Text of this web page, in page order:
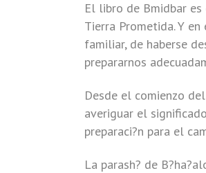
El libro de Bmidbar
Tierra Prometida. Y
familiar, de haberse
prepararnos
Desde el comienzo
averiguar el
preparaci?n para el
La parash? de